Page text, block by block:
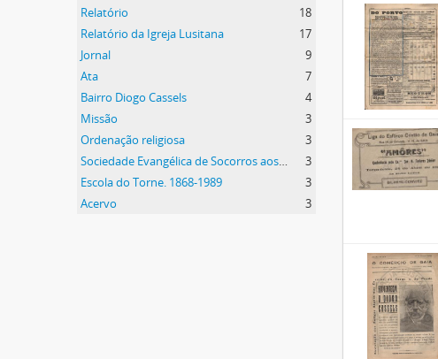
Relatório
18
Relatório da Igreja Lusitana
17
Jornal
9
Ata
7
Bairro Diogo Cassels
4
Missão
3
Ordenação religiosa
3
Sociedade Evangélica de Socorros aos Pobres e Doentes
3
Escola do Torne. 1868-1989
3
Acervo
3